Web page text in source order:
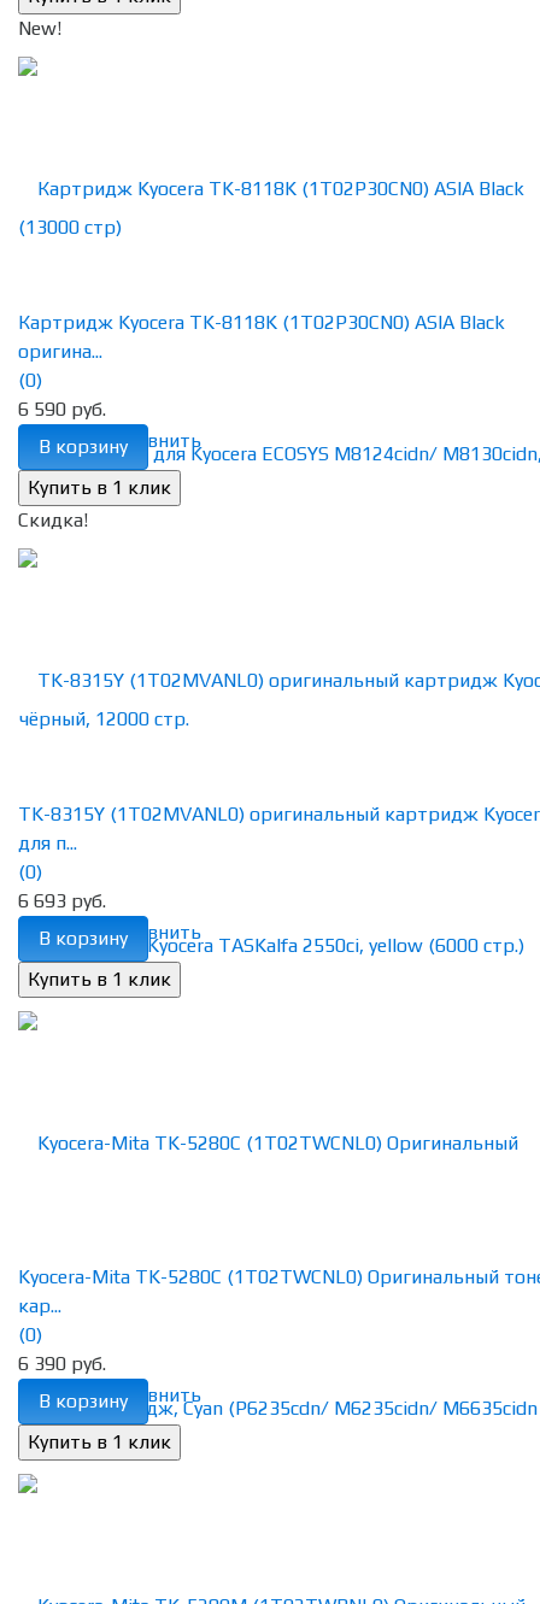
New!
избранное сравнить
Картридж Kyocera TK-8118K (1T02P30CN0) ASIA Black
оригина...
(0)
6 590 руб.
В корзину
Скидка!
избранное сравнить
TK-8315Y (1T02MVANL0) оригинальный картридж
для п...
(0)
6 693 руб.
В корзину
избранное сравнить
Kyocera-Mita TK-5280C (1T02TWCNL0) Оригинальный
кар...
(0)
6 390 руб.
В корзину